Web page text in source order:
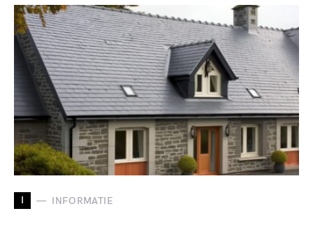
I INFORMATIE